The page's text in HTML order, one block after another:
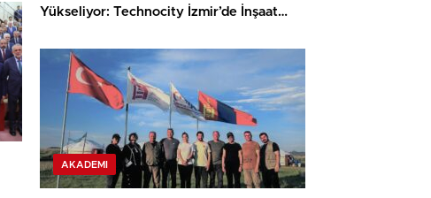
Yükseliyor: Technocity İzmir’de İnşaat
AKADEMI